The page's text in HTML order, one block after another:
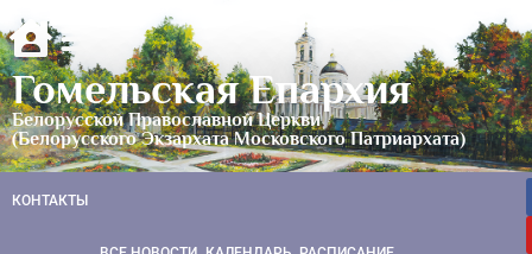
Гомельская Епархия
Белорусской Православной Церкви
(Белорусского Экзархата Московского Патриархата)
КОНТАКТЫ